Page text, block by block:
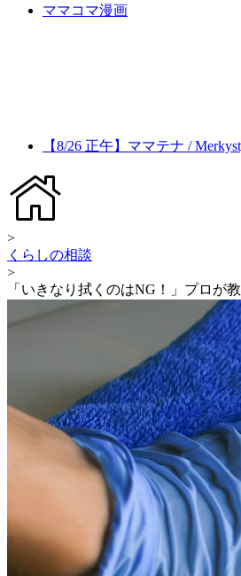
ママコマ漫画
【8/26 正午】ママテナ /
>
くらしの相談
>
「いきなり拭くのはNG！」プロが